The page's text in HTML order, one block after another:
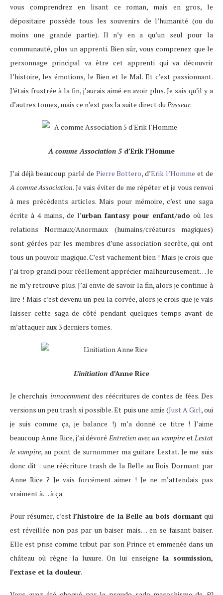
vous comprendrez en lisant ce roman, mais en gros, le
dépositaire possède tous les souvenirs de l’humanité (ou du
moins une grande partie). Il n’y en a qu’un seul pour la
communauté, plus un apprenti. Bien sûr, vous comprenez que le
personnage principal va être cet apprenti qui va découvrir
l’histoire, les émotions, le Bien et le Mal. Et c’est passionnant.
J’étais frustrée à la fin, j’aurais aimé en avoir plus. Je sais qu’il y a
d’autres tomes, mais ce n’est pas la suite direct du Passeur.
A comme Association 5d’Erik l’Homme
J’ai déjà beaucoup parlé de Pierre Bottero, d’Erik l’Homme et de
A comme Association. Je vais éviter de me répéter et je vous renvoi
à mes précédents articles. Mais pour mémoire, c’est une saga
écrite à 4 mains, de l’urban fantasy pour enfant/ado où les
relations Normaux/Anormaux (humains/créatures magiques)
sont gérées par les membres d’une association secrète, qui ont
tous un pouvoir magique. C’est vachement bien ! Mais je crois que
j’ai trop grandi pour réellement apprécier malheureusement… Je
ne m’y retrouve plus. J’ai envie de savoir la fin, alors je continue à
lire ! Mais c’est devenu un peu la corvée, alors je crois que je vais
laisser cette saga de côté pendant quelques temps avant de
m’attaquer aux 3 derniers tomes.
L’initiation d’Anne Rice
Je cherchais innocemmentdes réécritures de contes de fées. Des
versions un peu trash si possible. Et puis une amie (Just A Girl, oui
je suis comme ça, je balance !) m’a donné ce titre ! J’aime
beaucoup Anne Rice, j’ai dévoré Entretien avec un vampire et Lestat
le vampire, au point de surnommer ma guitare Lestat. Je me suis
donc dit : une réécriture trash de la Belle au Bois Dormant par
Anne Rice ? Je vais forcément aimer ! Je ne m’attendais pas
vraiment à… à ça.
Pour résumer, c’est l’histoire de la Belle au bois dormant qui
est réveillée non pas par un baiser mais… en se faisant baiser.
Elle est prise comme tribut par son Prince et emmenée dans un
château où règne la luxure. On lui enseigne la soumission,
l’extase et la douleur.